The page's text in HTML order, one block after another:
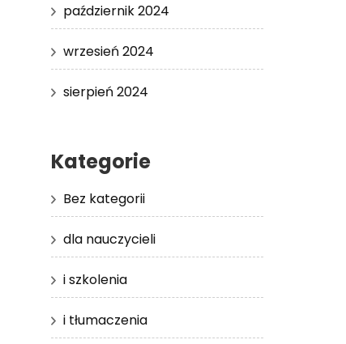
październik 2024
wrzesień 2024
sierpień 2024
Kategorie
Bez kategorii
dla nauczycieli
i szkolenia
i tłumaczenia